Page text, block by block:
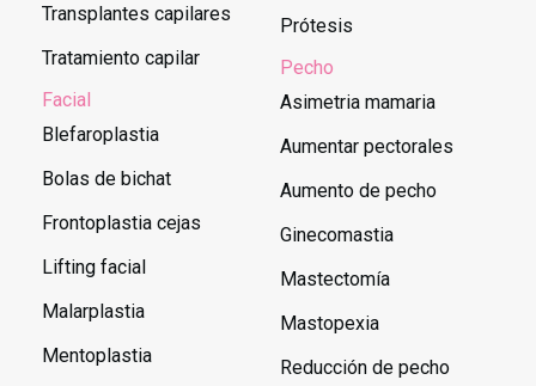
Transplantes capilares
Tratamiento capilar
Facial
Blefaroplastia
Bolas de bichat
Frontoplastia cejas
Lifting facial
Malarplastia
Mentoplastia
Prótesis
Pecho
Asimetria mamaria
Aumentar pectorales
Aumento de pecho
Ginecomastia
Mastectomía
Mastopexia
Reducción de pecho